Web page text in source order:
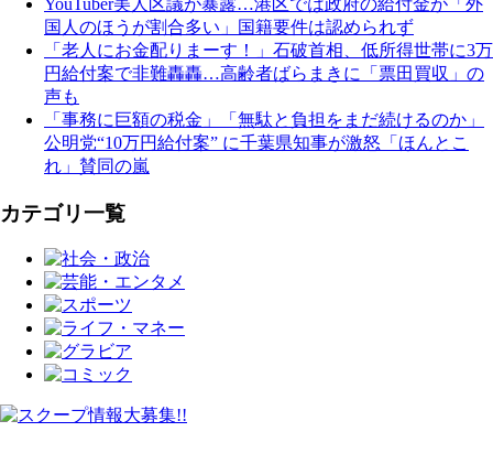
国人のほうが割合多い」国籍要件は認められず
「老人にお金配りまーす！」石破首相、低所得世帯に3万
円給付案で非難轟轟…高齢者ばらまきに「票田買収」の
声も
「事務に巨額の税金」「無駄と負担をまだ続けるのか」
公明党“10万円給付案” に千葉県知事が激怒「ほんとこ
れ」賛同の嵐
カテゴリ一覧